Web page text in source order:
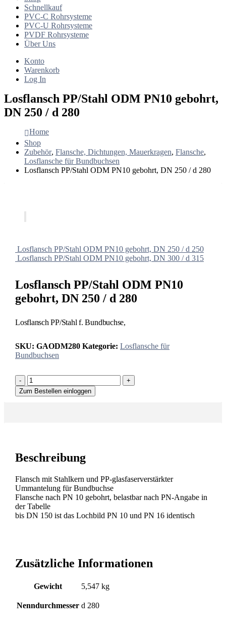
Schnellkauf
PVC-C Rohrsysteme
PVC-U Rohrsysteme
PVDF Rohrsysteme
Über Uns
Konto
Warenkorb
Log In
Losflansch PP/Stahl ODM PN10 gebohrt,
DN 250 / d 280
Home
Shop
Zubehör, Flansche, Dichtungen, Mauerkragen, Flansche,
Losflansche für Bundbuchsen
Losflansch PP/Stahl ODM PN10 gebohrt, DN 250 / d 280
Losflansch PP/Stahl ODM PN10 gebohrt, DN 250 / d 250
Losflansch PP/Stahl ODM PN10 gebohrt, DN 300 / d 315
Losflansch PP/Stahl ODM PN10
gebohrt, DN 250 / d 280
Losflansch PP/Stahl f. Bundbuchse,
SKU: GAODM280 Kategorie: Losflansche für
Bundbuchsen
-
+
Zum Bestellen einloggen
Beschreibung
Flansch mit Stahlkern und PP-glasfaserverstärkter
Ummantelung für Bundbuchse
Flansche nach PN 10 gebohrt, belastbar nach PN-Angabe in
der Tabelle
bis DN 150 ist das Lochbild PN 10 und PN 16 identisch
Zusätzliche Informationen
Gewicht 5,547 kg
Nenndurchmesser d 280